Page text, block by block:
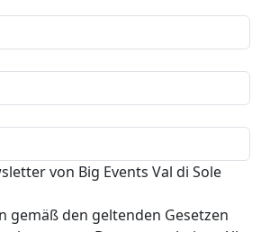
von Big Events Val di Sole
gemäß den geltenden Gesetzen